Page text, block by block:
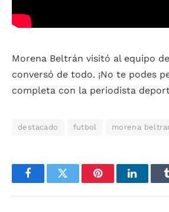
Morena Beltrán visitó al equipo
conversó de todo. ¡No te podes
completa con la periodista
destacado futbol morena
FacebookTwitter Pinterest